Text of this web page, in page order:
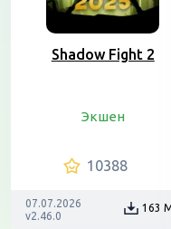
Shadow Fight 2
Экшен
10388
07.07.2026
v2.46.0
163